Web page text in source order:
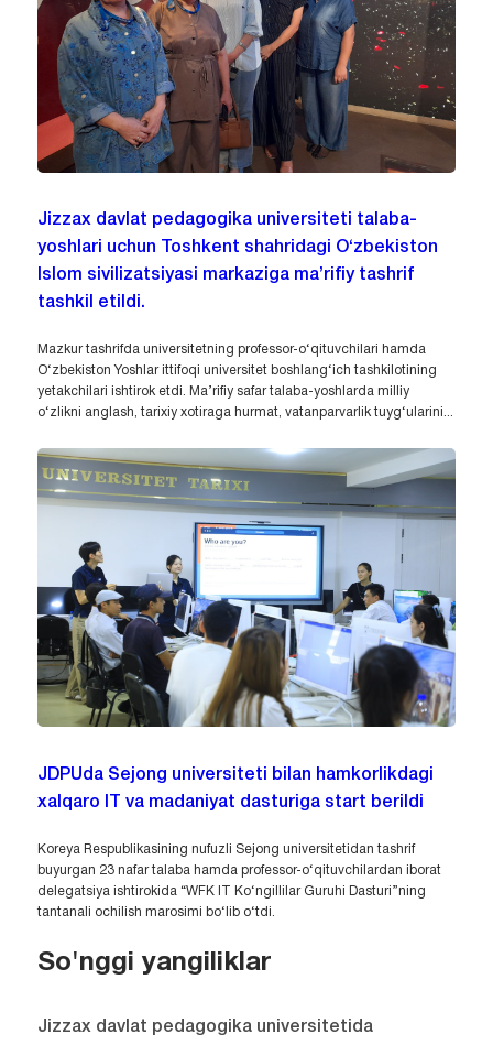
Jizzax davlat pedagogika universiteti talaba-
yoshlari uchun Toshkent shahridagi O‘zbekiston
Islom sivilizatsiyasi markaziga ma’rifiy tashrif
tashkil etildi.
Mazkur tashrifda universitetning professor-o‘qituvchilari hamda
O‘zbekiston Yoshlar ittifoqi universitet boshlang‘ich tashkilotining
yetakchilari ishtirok etdi. Ma’rifiy safar talaba-yoshlarda milliy
o‘zlikni anglash, tarixiy xotiraga hurmat, vatanparvarlik tuyg‘ularini...
JDPUda Sejong universiteti bilan hamkorlikdagi
xalqaro IT va madaniyat dasturiga start berildi
Koreya Respublikasining nufuzli Sejong universitetidan tashrif
buyurgan 23 nafar talaba hamda professor-o‘qituvchilardan iborat
delegatsiya ishtirokida “WFK IT Ko‘ngillilar Guruhi Dasturi”ning
tantanali ochilish marosimi bo‘lib o‘tdi.
So'nggi yangiliklar
Jizzax davlat pedagogika universitetida